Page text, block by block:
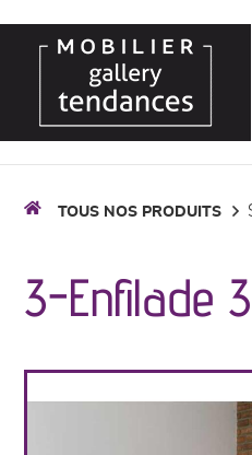
TOUS NOS PRODUITS
3-Enfilade